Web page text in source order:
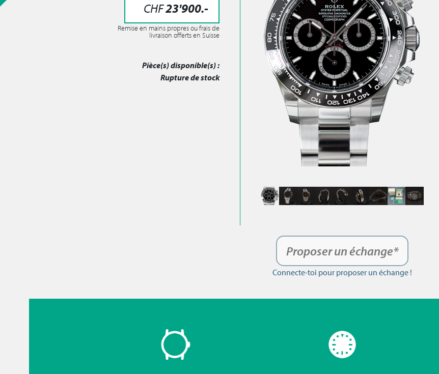
CHF23'900.-
Remise en mains propres ou frais de
livraison offerts en Suisse
Pièce(s) disponible(s) :
Rupture de stock
Proposer un échange*
Connecte-toi pour proposer un échange !